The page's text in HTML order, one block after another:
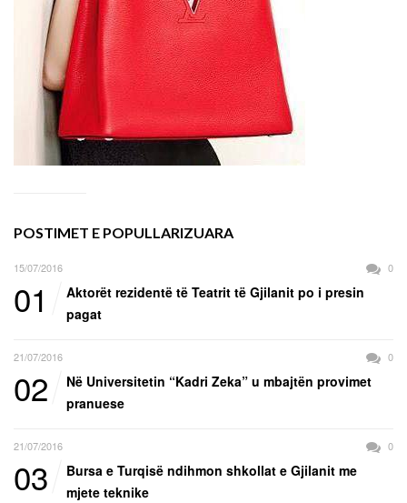
POSTIMET E POPULLARIZUARA
15/07/2016 0
01
Aktorët rezidentë të Teatrit të Gjilanit po i presin
pagat
21/07/2016 0
02
Në Universitetin “Kadri Zeka” u mbajtën provimet
pranuese
21/07/2016 0
03
Bursa e Turqisë ndihmon shkollat e Gjilanit me
mjete teknike